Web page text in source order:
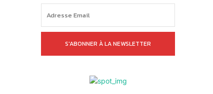
S'ABONNER À LA NEWSLETTER